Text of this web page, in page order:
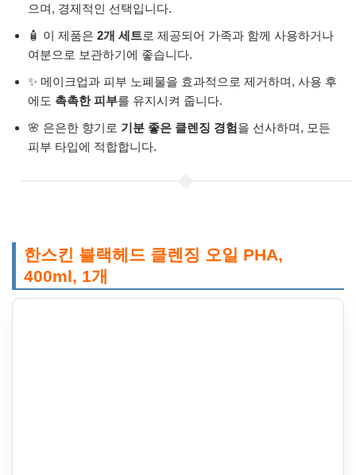
으며, 경제적인 선택입니다.
🧴 이 제품은 2개 세트로 제공되어 가족과 함께 사용하거나
여분으로 보관하기에 좋습니다.
✨ 메이크업과 피부 노폐물을 효과적으로 제거하며, 사용 후
에도 촉촉한 피부를 유지시켜 줍니다.
🌸 은은한 향기로 기분 좋은 클렌징 경험을 선사하며, 모든
피부 타입에 적합합니다.
한스킨 블랙헤드 클렌징 오일 PHA,
400ml, 1개